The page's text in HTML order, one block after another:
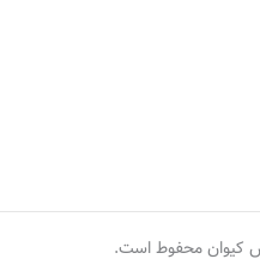
کیوان محفوط است.